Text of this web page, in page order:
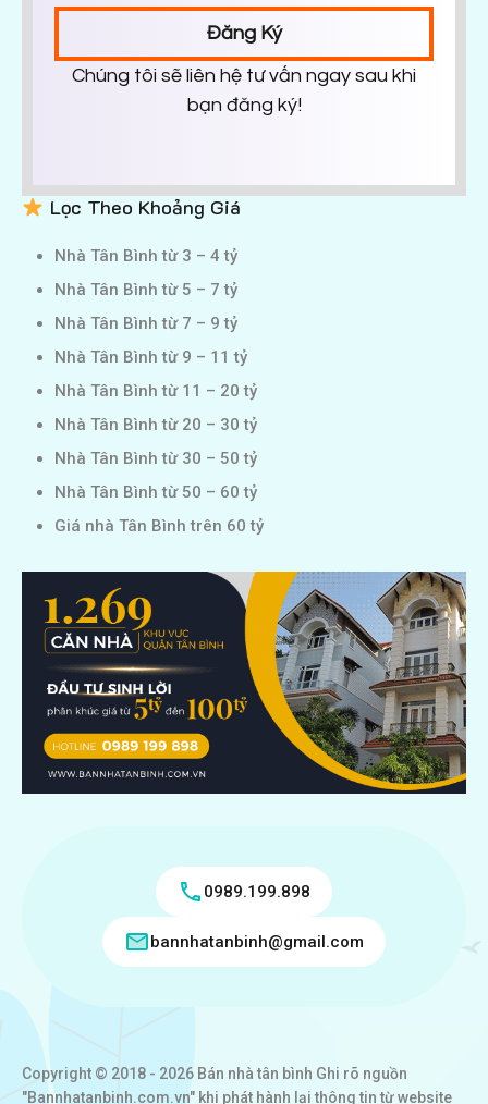
Đăng Ký
Chúng tôi sẽ liên hệ tư vấn ngay sau khi
bạn đăng ký!
Lọc Theo Khoảng Giá
Nhà Tân Bình từ 3 – 4 tỷ
Nhà Tân Bình từ 5 – 7 tỷ
Nhà Tân Bình từ 7 – 9 tỷ
Nhà Tân Bình từ 9 – 11 tỷ
Nhà Tân Bình từ 11 – 20 tỷ
Nhà Tân Bình từ 20 – 30 tỷ
Nhà Tân Bình từ 30 – 50 tỷ
Nhà Tân Bình từ 50 – 60 tỷ
Giá nhà Tân Bình trên 60 tỷ
0989.199.898
bannhatanbinh@gmail.com
Copyright © 2018 - 2026 Bán nhà tân bình Ghi rõ nguồn
"Bannhatanbinh.com.vn" khi phát hành lại thông tin từ website